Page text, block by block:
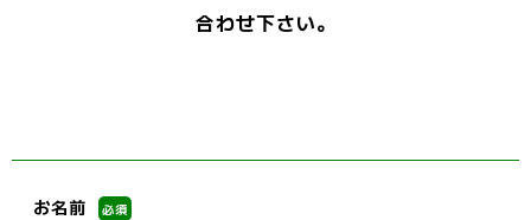
合わせ下さい。
お名前 必須